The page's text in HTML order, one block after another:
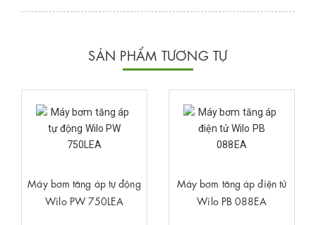
SẢN PHẨM TƯƠNG TỰ
Máy bơm tăng áp tự động
Wilo PW 750LEA
Máy bơm tăng áp điện tử
Wilo PB 088EA